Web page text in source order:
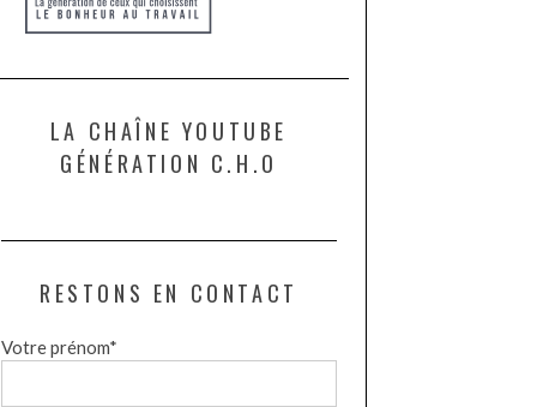
LA CHAÎNE YOUTUBE
GÉNÉRATION C.H.O
RESTONS EN CONTACT
Votre prénom*